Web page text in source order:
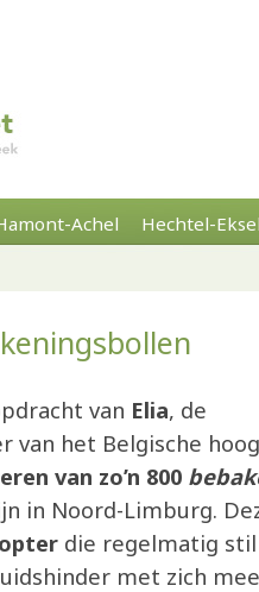
Achel Hechtel-
van Elia, de
van het Belgische
van zo’n 800
in Noord-Limburg.
die regelmatig
met zich